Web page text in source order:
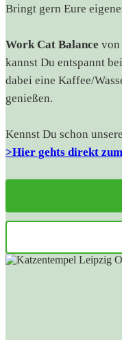
Bringt gern Eure
Work Cat Balance von
kannst Du entspannt
dabei eine Kaffee/
genießen.
Kennst Du schon
>Hier gehts direkt